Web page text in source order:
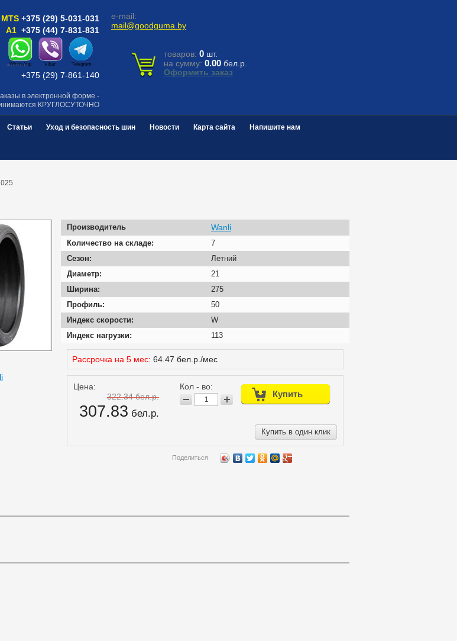
MTS +375 (29) 5-031-031
A1 +375 (44) 7-831-831
+375 (29) 7-861-140
в электронной форме -
КРУГЛОСУТОЧНО
e-mail:
mail@goodguma.by
товаров: 0 шт.
на сумму: 0.00 бел.р.
Оформить заказ
Статьи Уход и безопасность шин Новости Карта сайта Напишите нам
Производитель Wanli
Количество на складе:
7
Сезон:
Летний
Диаметр:
21
Ширина:
275
Профиль:
50
Индекс скорости:
W
Индекс нагрузки:
113
Рассрочка на 5 мес: 64.47 бел.р./мес
Цена:
322.34 бел.р.
307.83 бел.р.
Кол - во:
Купить в один клик
Поделиться